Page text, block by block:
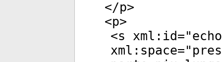
</p>
<p>
<s xml:id="
xml:space="